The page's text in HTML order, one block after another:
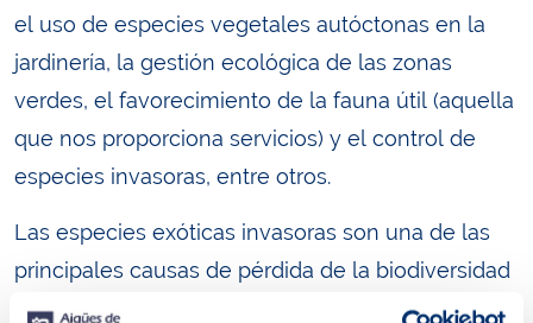
el uso de especies vegetales autóctonas en la
jardinería, la gestión ecológica de las zonas
verdes, el favorecimiento de la fauna útil (aquella
que nos proporciona servicios) y el control de
especies invasoras, entre otros.
Las especies exóticas invasoras son una de las
principales causas de pérdida de la biodiversidad
en el mundo. Aigües de Barcelona ha centrado